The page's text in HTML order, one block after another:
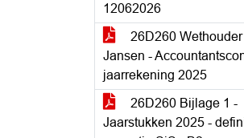
12062026
26D260
Jansen -
jaarrekening 2025
26D260 Bijlage 1 -
Jaarstukken 2025 -